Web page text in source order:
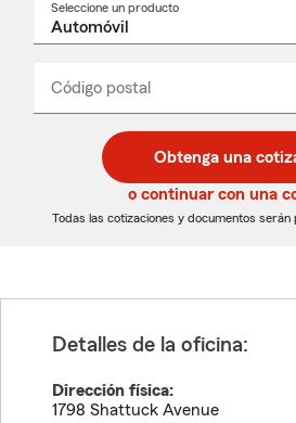
Seleccione un producto
desplegable
Código postal
de
5
dígitos
de
5
dígitos
_____
Obtenga una
o continuar con una
Todas las cotizaciones y documentos serán
Detalles de la oficina:
Dirección física:
1798 Shattuck Avenue